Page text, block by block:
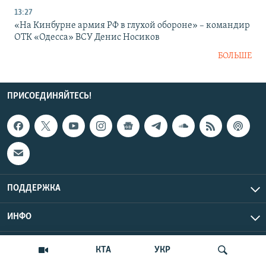
КТА УКР
13:27
«На Кинбурне армия РФ в глухой обороне» – командир
ОТК «Одесса» ВСУ Денис Носиков
БОЛЬШЕ
ПРИСОЕДИНЯЙТЕСЬ!
ПОДДЕРЖКА
ИНФО
Copyright Крым.Реалии, 2026 | Все права защищены.
UTC+3